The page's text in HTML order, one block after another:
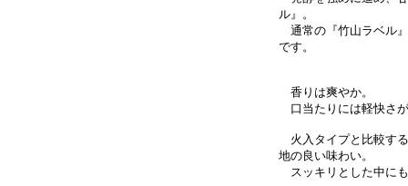
ル』。
通常の『竹山ラベル
です。
香りは爽やか。
口当たりには軽快さ
火入タイプと比較す
地の良い味わい。
スッキリとした中に